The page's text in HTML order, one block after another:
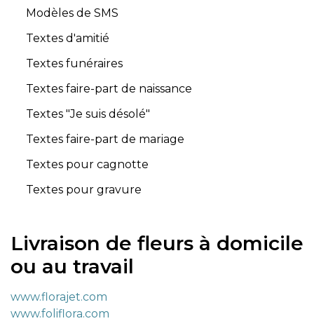
Modèles de SMS
Textes d'amitié
Textes funéraires
Textes faire-part de naissance
Textes "Je suis désolé"
Textes faire-part de mariage
Textes pour cagnotte
Textes pour gravure
Livraison de fleurs à domicile
ou au travail
www.florajet.com
www.foliflora.com